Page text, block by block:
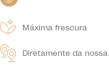
Máxima frescura
Diretamente da nossa